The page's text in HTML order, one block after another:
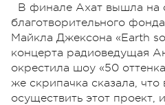
В финале Ахат вышла на
благотворительного
Майкла Джексона «Earth
концерта радиоведущая
окрестила шоу «50
же скрипачка сказала,
осуществить этот проект,